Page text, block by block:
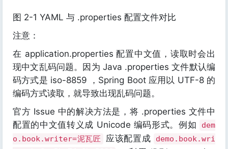
图 2-1 YAML 与 .properties 配置文件对比
注意：
在 application.properties 配置中文值，读取时会出
现中文乱码问题。因为 Java .properties 文件默认编
码方式是 iso-8859 ，Spring Boot 应用以 UTF-8 的
编码方式读取，就导致出现乱码问题。
官方 Issue 中的解决方法是，将 .properties 文件中
配置的中文值转义成 Unicode 编码形式。例如
dem
o.book.writer=泥瓦匠
应该配置成
demo.book.wri